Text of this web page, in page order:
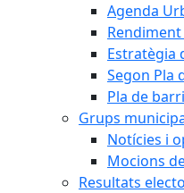
Agenda
Estratègia
Segon Pla
Pla de
Grups
Notícies i
Mocions
Resultats